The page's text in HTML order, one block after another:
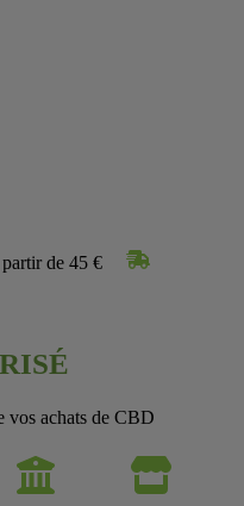
de 45 €
vos achats de CBD